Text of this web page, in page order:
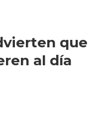
que
al día